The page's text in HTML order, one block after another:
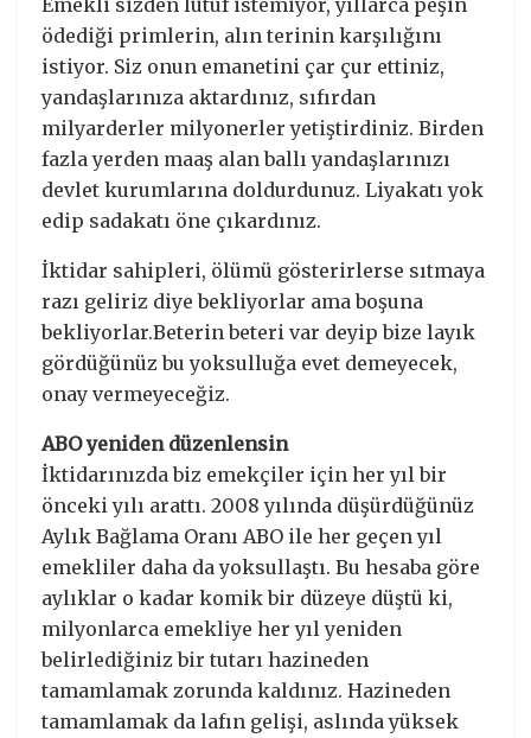
ödediği primlerin, alın terinin karşılığını
istiyor. Siz onun emanetini çar çur ettiniz,
yandaşlarınıza aktardınız, sıfırdan
milyarderler milyonerler yetiştirdiniz. Birden
fazla yerden maaş alan ballı yandaşlarınızı
devlet kurumlarına doldurdunuz. Liyakatı yok
edip sadakatı öne çıkardınız.
İktidar sahipleri, ölümü gösterirlerse sıtmaya
razı geliriz diye bekliyorlar ama boşuna
bekliyorlar.Beterin beteri var deyip bize layık
gördüğünüz bu yoksulluğa evet demeyecek,
onay vermeyeceğiz.
ABO yeniden düzenlensin
İktidarınızda biz emekçiler için her yıl bir
önceki yılı arattı. 2008 yılında düşürdüğünüz
Aylık Bağlama Oranı ABO ile her geçen yıl
emekliler daha da yoksullaştı. Bu hesaba göre
aylıklar o kadar komik bir düzeye düştü ki,
milyonlarca emekliye her yıl yeniden
belirlediğiniz bir tutarı hazineden
tamamlamak zorunda kaldınız. Hazineden
tamamlamak da lafın gelişi, aslında yüksek